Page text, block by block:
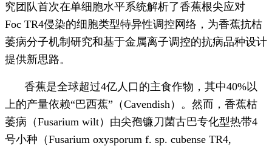
究团队首次在单细胞水平系统解析了香蕉根尖应对
Foc TR4侵染的细胞类型特异性调控网络，为香蕉抗枯
萎病分子机制研究和基于金属离子调控的抗病品种设计
提供新思路。
香蕉是全球超过4亿人口的主食作物，其中40%以
上的产量依赖“巴西蕉”（Cavendish）。然而，香蕉枯
萎病（Fusarium wilt）由尖孢镰刀菌古巴专化型热带4
号小种（Fusarium oxysporum f. sp. cubense TR4,